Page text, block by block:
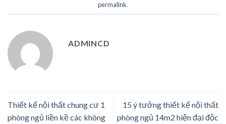
permalink.
ADMINCD
Thiết kế nội thất chung cư 1
phòng ngủ liền kề các không
15 ý tưởng thiết kế nội thất
phòng ngủ 14m2 hiện đại độc